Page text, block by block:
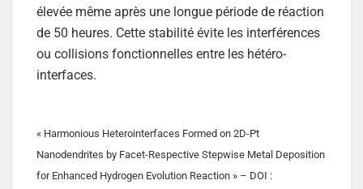
élevée même après une longue période de réaction
de 50 heures. Cette stabilité évite les interférences
ou collisions fonctionnelles entre les hétéro-
interfaces.
« Harmonious Heterointerfaces Formed on 2D-Pt
Nanodendrites by Facet-Respective Stepwise Metal Deposition
for Enhanced Hydrogen Evolution Reaction » – DOI :